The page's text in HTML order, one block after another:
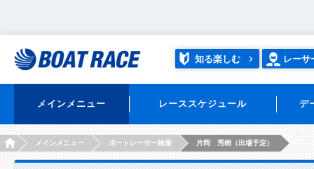
知る楽しむ レーサ
メインメニュー レーススケジュール デ
HOMEメインメニュー ボートレーサー検索 片岡 秀樹（出場予定）